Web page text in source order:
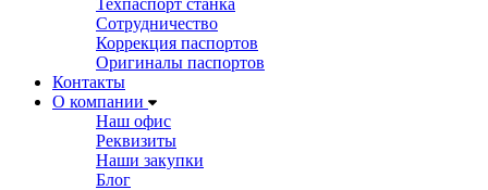
Техпаспорт станка
Сотрудничество
Коррекция паспортов
Оригиналы паспортов
Контакты
О компании
Наш офис
Реквизиты
Наши закупки
Блог